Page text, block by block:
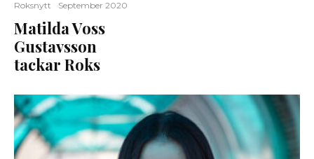
Roksnytt September 2020
Matilda Voss
Gustavsson
tackar Roks